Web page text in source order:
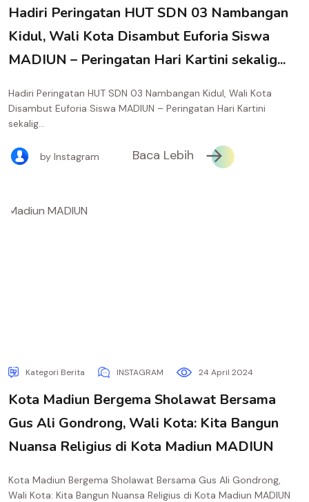
Hadiri Peringatan HUT SDN 03 Nambangan
Kidul, Wali Kota Disambut Euforia Siswa
MADIUN – Peringatan Hari Kartini sekalig...
Hadiri Peringatan HUT SDN 03 Nambangan Kidul, Wali Kota
Disambut Euforia Siswa MADIUN – Peringatan Hari Kartini
sekalig...
by Instagram Baca Lebih
Kategori Berita INSTAGRAM 24 April 2024
Kota Madiun Bergema Sholawat Bersama
Gus Ali Gondrong, Wali Kota: Kita Bangun
Nuansa Religius di Kota Madiun MADIUN
Kota Madiun Bergema Sholawat Bersama Gus Ali Gondrong,
Wali Kota: Kita Bangun Nuansa Religius di Kota Madiun MADIUN